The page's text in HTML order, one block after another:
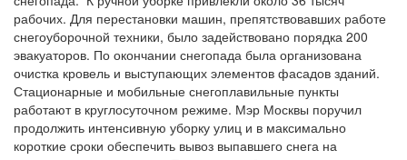
рабочих. Для перестановки машин, препятствовавших работе
снегоуборочной техники, было задействовано порядка 200
эвакуаторов. По окончании снегопада была организована
очистка кровель и выступающих элементов фасадов зданий.
Стационарные и мобильные снегоплавильные пункты
работают в круглосуточном режиме. Мэр Москвы поручил
продолжить интенсивную уборку улиц и в максимально
короткие сроки обеспечить вывоз выпавшего снега на